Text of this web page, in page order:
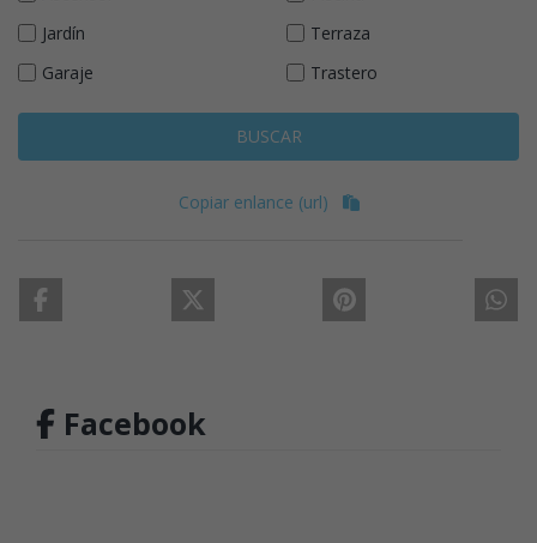
Jardín
Terraza
Garaje
Trastero
BUSCAR
Copiar enlance (url)
Facebook